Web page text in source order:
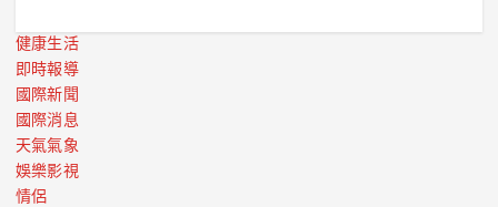
健康生活
即時報導
國際新聞
國際消息
天氣氣象
娛樂影視
情侶